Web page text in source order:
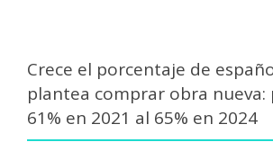
Crece el porcentaje de
plantea comprar obra nueva:
61% en 2021 al 65% en 2024